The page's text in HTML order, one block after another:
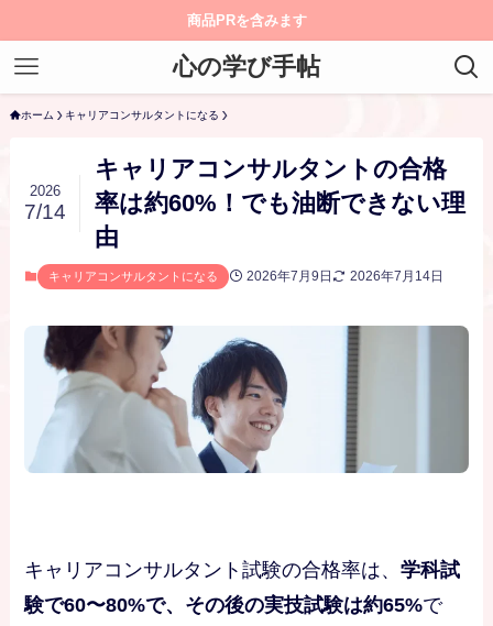
商品PRを含みます
心の学び手帖
ホーム キャリアコンサルタントになる
キャリアコンサルタントの合格
率は約60%！でも油断できない理
由
2026
7/14
キャリアコンサルタントになる 2026年7月9日 2026年7月14日
キャリアコンサルタント試験の合格率は、学科試
験で60〜80%で、その後の実技試験は約65%で